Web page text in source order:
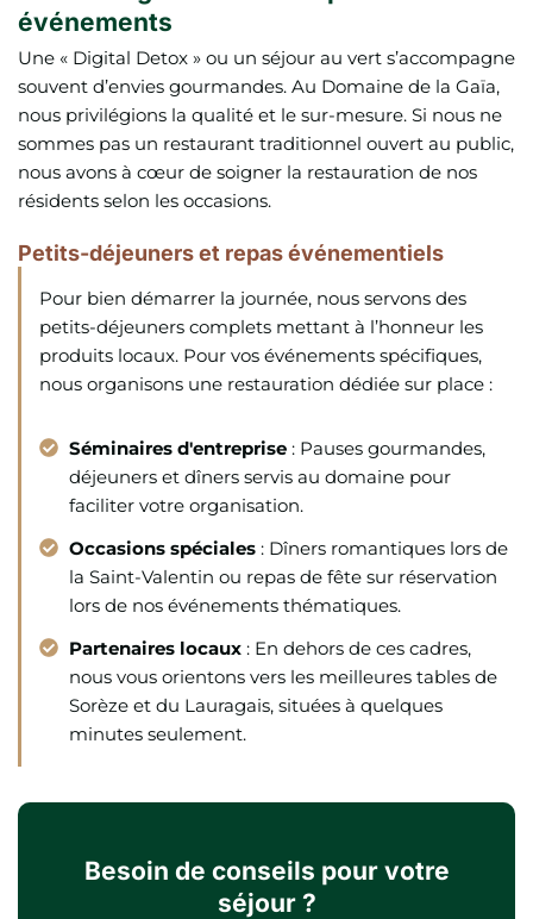
événements
Une « Digital Detox » ou un séjour au vert s’accompagne
souvent d’envies gourmandes. Au Domaine de la Gaïa,
nous privilégions la qualité et le sur-mesure. Si nous ne
sommes pas un restaurant traditionnel ouvert au public,
nous avons à cœur de soigner la restauration de nos
résidents selon les occasions.
Petits-déjeuners et repas événementiels
Pour bien démarrer la journée, nous servons des
petits-déjeuners complets mettant à l’honneur les
produits locaux. Pour vos événements spécifiques,
nous organisons une restauration dédiée sur place :
Séminaires d'entreprise : Pauses gourmandes,
déjeuners et dîners servis au domaine pour
faciliter votre organisation.
Occasions spéciales : Dîners romantiques lors de
la Saint-Valentin ou repas de fête sur réservation
lors de nos événements thématiques.
Partenaires locaux : En dehors de ces cadres,
nous vous orientons vers les meilleures tables de
Sorèze et du Lauragais, situées à quelques
minutes seulement.
Besoin de conseils pour votre
séjour ?